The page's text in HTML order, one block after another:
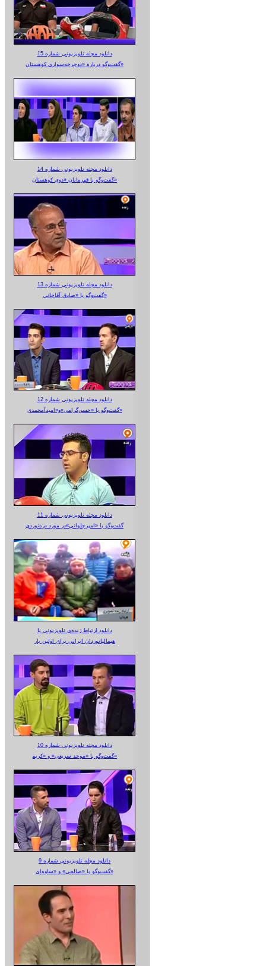
دانلود مجله تلویزیونی شماره 15
گفت‌وگو درباره «دوچرخه‌سواری کوهستان»
دانلود مجله تلویزیونی شماره 14
گفت‌وگو با قهرمانان «دوی کوهستان»
دانلود مجله تلویزیونی شماره 13
گفت‌وگو با «صادق آقاجانی»
دانلود مجله تلویزیونی شماره 12
گفت‌وگو با «حسن‌گرامی»و«امیدآمحمدی»
دانلود مجله تلویزیونی شماره 11
گفت‌وگو با «امیرجلوانی»در مورد دره‌نوردی
دانلود ارتباط زنده‌ی تلویزیونی‌ با
هیمالیانوردان ایرانی برای اولین بار
دانلود مجله تلویزیونی شماره 10
گفت‌وگو با «موحد سریعی» و «کریم»
دانلود مجله تلویزیونی شماره 9
گفت‌وگو با «صالحی» و «ساوه‌ای»